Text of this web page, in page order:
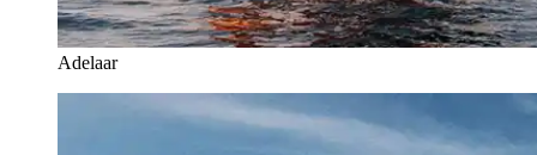
Adelaar